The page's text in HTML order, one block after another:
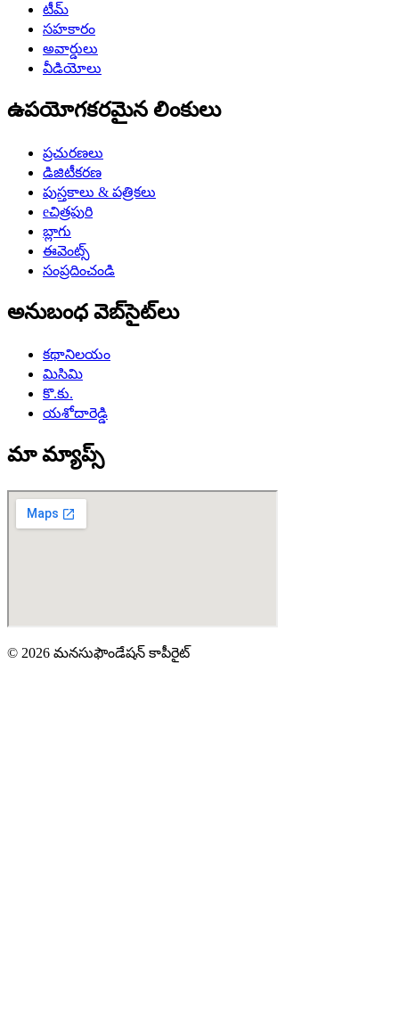
టీమ్
సహకారం
అవార్డులు
వీడియోలు
ఉపయోగకరమైన లింకులు
ప్రచురణలు
డిజిటీకరణ
పుస్తకాలు & పత్రికలు
eచిత్రపురి
బ్లాగు
ఈవెంట్స్
సంప్రదించండి
అనుబంధ వెబ్‌సైట్‌లు
కథానిలయం
మిసిమి
కొ.కు.
యశోదారెడ్డి
మా మ్యాప్స్
© 2026 మనసుఫౌండేషన్ కాపీరైట్